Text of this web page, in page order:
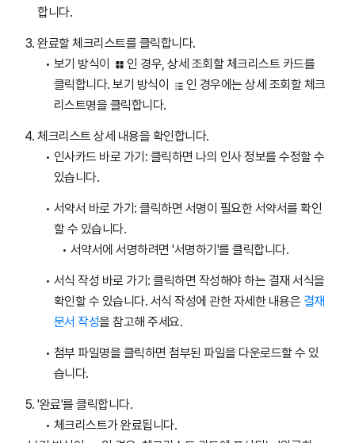
합니다.
완료할 체크리스트를 클릭합니다.
보기 방식이
인 경우, 상세 조회할 체크리스트 카드를
클릭합니다. 보기 방식이
인 경우에는 상세 조회할 체크
리스트명을 클릭합니다.
체크리스트 상세 내용을 확인합니다.
인사카드 바로 가기: 클릭하면 나의 인사 정보를 수정할 수
있습니다.
서약서 바로 가기: 클릭하면 서명이 필요한 서약서를 확인
할 수 있습니다.
서약서에 서명하려면 '서명하기'를 클릭합니다.
서식 작성 바로 가기: 클릭하면 작성해야 하는 결재 서식을
확인할 수 있습니다. 서식 작성에 관한 자세한 내용은 결재
문서 작성을 참고해 주세요.
첨부 파일명을 클릭하면 첨부된 파일을 다운로드할 수 있
습니다.
'완료'를 클릭합니다.
체크리스트가 완료됩니다.